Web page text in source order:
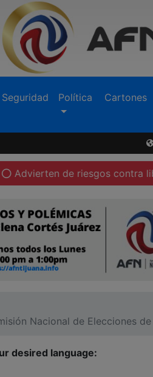
Seguridad Política Cartones
de riesgos contra libertad de
Nacional de Elecciones
desired language: